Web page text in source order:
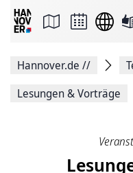
Seite
Facebook
Hannover.de //
Lesungen & Vorträge